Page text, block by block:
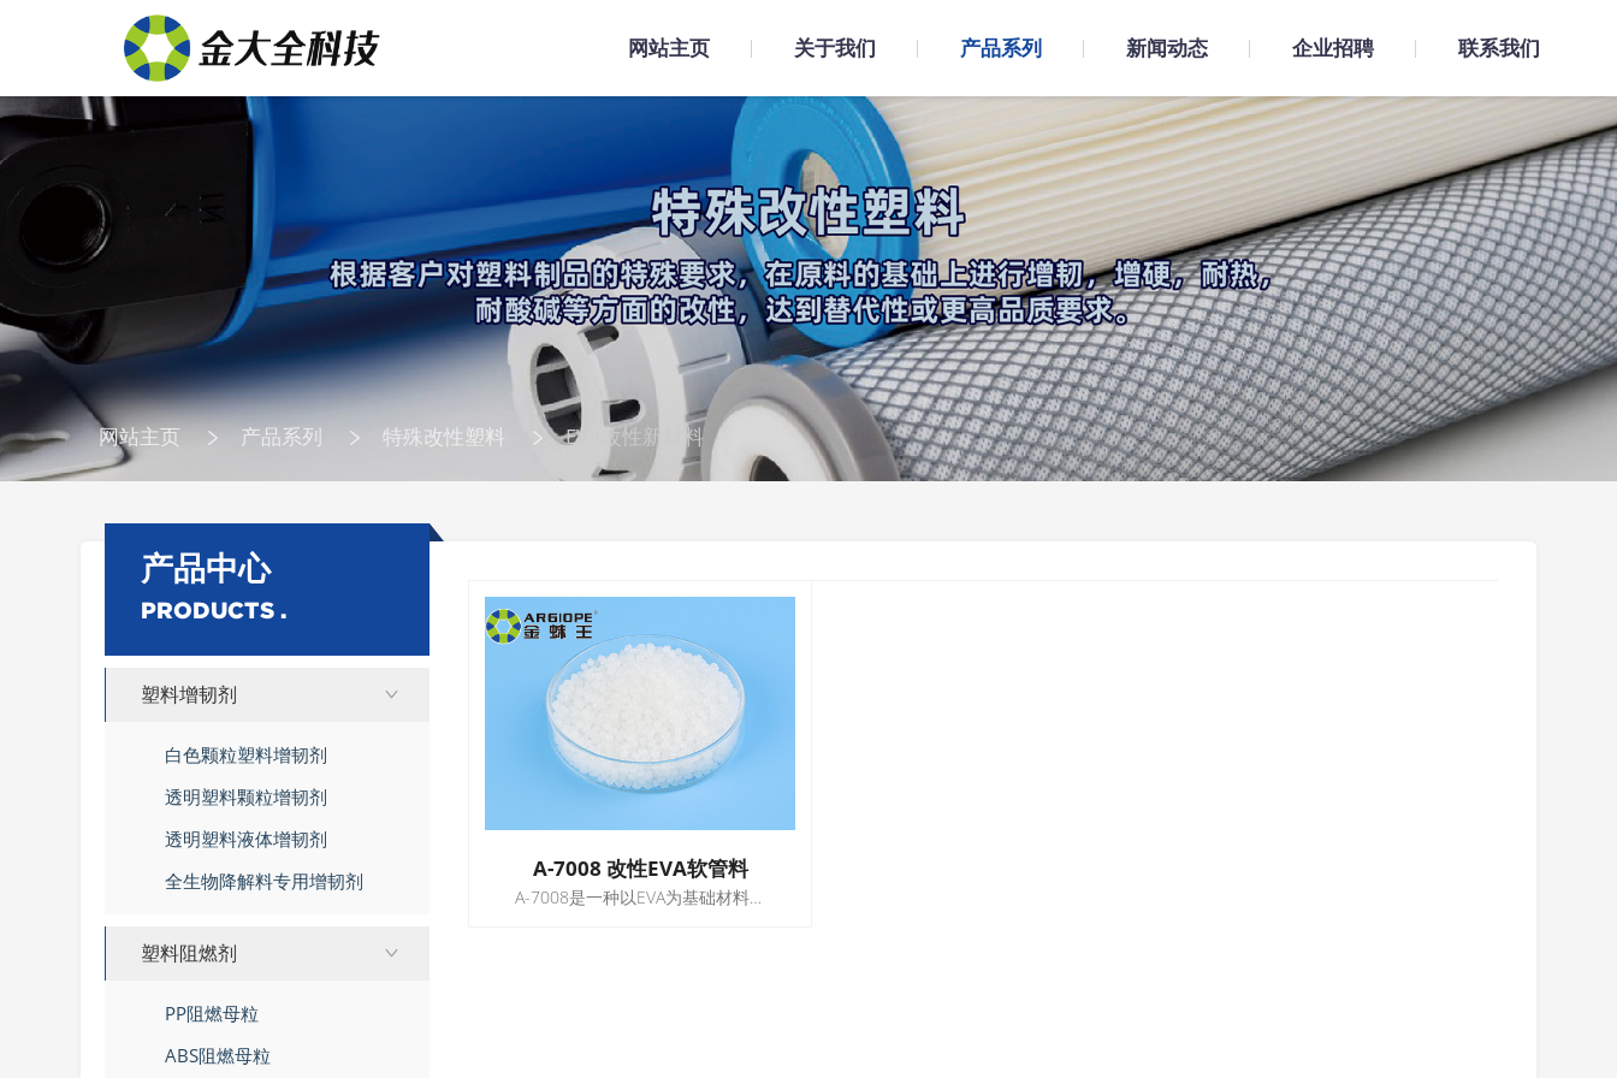
网站主页 关于我们 产品系列 新闻动态 企业招聘 联系我们
网站主页 产品系列 特殊改性塑料 EVA改性新材料
产品中心
PRODUCTS .
塑料增韧剂
白色颗粒塑料增韧剂
透明塑料颗粒增韧剂
透明塑料液体增韧剂
全生物降解料专用增韧剂
塑料阻燃剂
PP阻燃母粒
ABS阻燃母粒
A-7008 改性EVA软管料
A-7008是一种以EVA为基础材料的改性新材料，100%替代EVA全新料，其综合物性与EVA相当，用该原料生产的吸尘器软管各项性能指标均符合要求，综合成本比用EVA节省20%左右。